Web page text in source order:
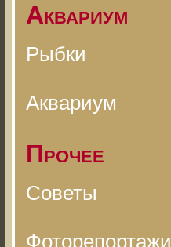
Аквариум
Рыбки
Аквариум
Прочее
Советы
Фоторепортажи